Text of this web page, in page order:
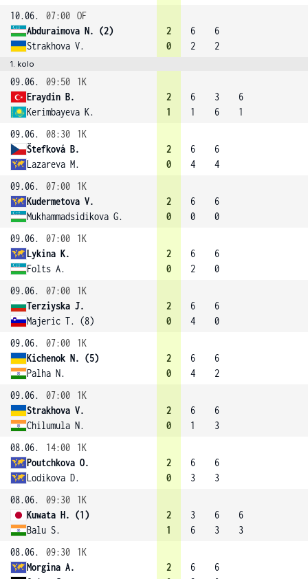
10.06.
07:00 OF
Abduraimova N. (2)
Strakhova V.
2
0
6
2
6
2
1. kolo
09.06. 09:50
1K
Eraydin B.
Kerimbayeva K.
2
1
6
1
3
6
6
1
09.06.
08:30
1K
Štefková B.
Lazareva M.
2
0
6
4
6
4
09.06.
07:00
1K
Kudermetova V.
Mukhammadsidikova G.
2
0
6
0
6
0
09.06.
07:00
1K
Lykina K.
Folts A.
2
0
6
2
6
0
09.06.
07:00
1K
Terziyska J.
Majeric T. (8)
2
0
6
4
6
0
09.06.
07:00
1K
Kichenok N. (5)
Palha N.
2
0
6
4
6
2
09.06.
07:00
1K
Strakhova V.
Chilumula N.
2
0
6
1
6
3
08.06.
14:00
1K
Poutchkova O.
Lodikova D.
2
0
6
3
6
3
08.06.
09:30
1K
Kuwata H. (1)
Balu S.
2
1
3
6
6
3
6
3
08.06.
09:30
1K
Morgina A.
2
6
6